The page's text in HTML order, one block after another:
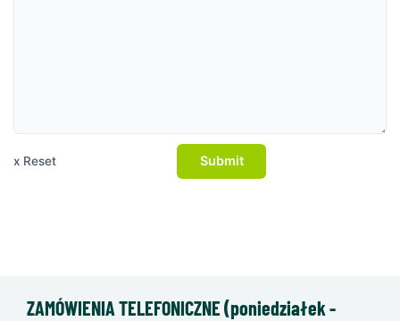
x Reset Submit
ZAMÓWIENIA TELEFONICZNE (poniedziałek -